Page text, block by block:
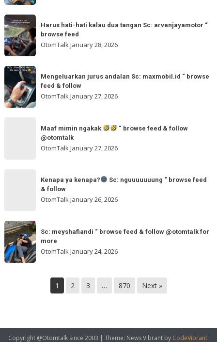
“
browse
feed
ya
Sc:
wahidmobil.id
“
browse
Harus
hati-
hati
kalau
dua
tangan
Sc:
arvanjayamotor
Harus hati-hati kalau dua tangan Sc: arvanjayamotor “
browse feed
OtomTalkJanuary 28, 2026
Mengeluarkan
jurus
andalan
Sc:
Mengeluarkan jurus andalan Sc: maxmobil.id “ browse
feed & follow
OtomTalkJanuary 27, 2026
follow
@otomtalk
Maaf mimin ngakak
“ browse feed & follow
@otomtalk
OtomTalkJanuary 27, 2026
Sc:
nguuuuuuung
“
browse
Kenapa ya kenapa?
Sc: nguuuuuuung “ browse feed
& follow
OtomTalkJanuary 26, 2026
Sc:
meyshafiandi
“
browse
more
Sc: meyshafiandi “ browse feed & follow @otomtalk for
more
OtomTalk January 24, 2026
1 2 3 … 870 Next »
Copyright @Otomtalk since 2003 | Theme: News Vibrant by CodeVibrant.